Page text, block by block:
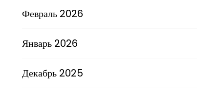
Февраль 2026
Январь 2026
Декабрь 2025